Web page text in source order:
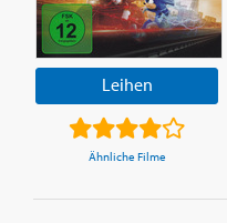
Leihen
Ähnliche Filme